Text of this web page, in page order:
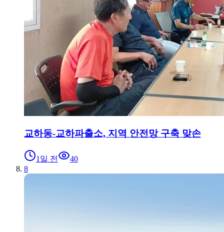
교하동-교하파출소, 지역 안전망 구축 맞손
1일 전
40
8